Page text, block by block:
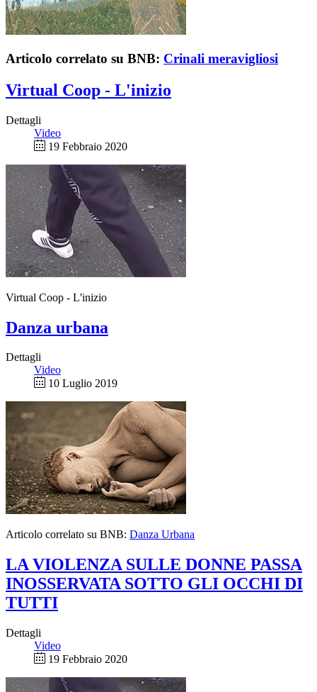
Articolo correlato su BNB: Crinali meravigliosi
Virtual Coop - L'inizio
Dettagli
Video
19 Febbraio 2020
Virtual Coop - L'inizio
Danza urbana
Dettagli
Video
10 Luglio 2019
Articolo correlato su BNB: Danza Urbana
LA VIOLENZA SULLE DONNE PASSA
INOSSERVATA SOTTO GLI OCCHI DI
TUTTI
Dettagli
Video
19 Febbraio 2020